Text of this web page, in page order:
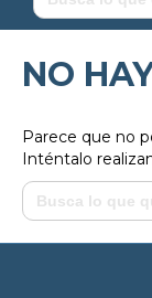
NO
Parece que no
Inténtalo
Buscar: